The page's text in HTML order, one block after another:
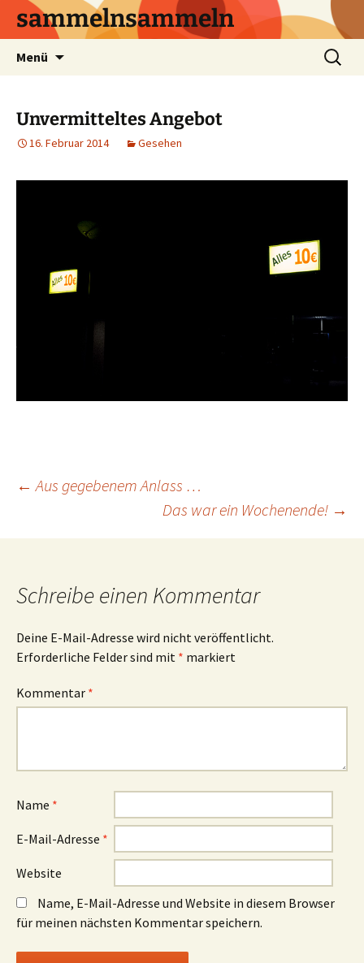
sammelnsammeln
Menü
Suchen
nach:
Unvermitteltes Angebot
16. Februar 2014 Gesehen
Beitrags-
Navigation
← Aus gegebenem Anlass …
Das war ein Wochenende! →
Schreibe einen Kommentar
Deine E-Mail-Adresse wird nicht veröffentlicht.
Erforderliche Felder sind mit * markiert
Kommentar *
Name *
E-Mail-Adresse *
Website
Name, E-Mail-Adresse und Website in diesem Browser
für meinen nächsten Kommentar speichern.